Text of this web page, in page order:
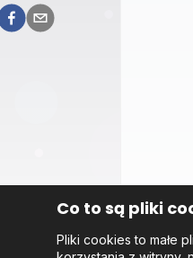
Co to są pliki
Pliki cookies to małe